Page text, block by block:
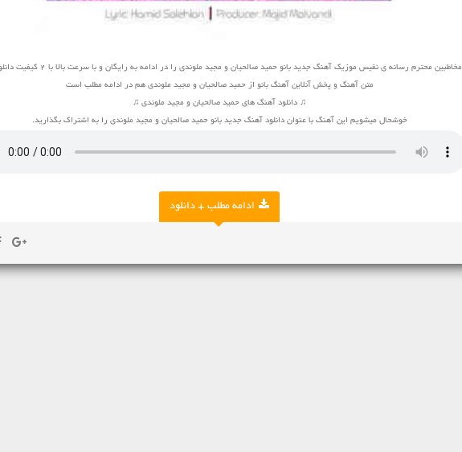
مخاطبین محترم رسانه ی نفیس موزیک آهنگ جدید بانو حمید صالحیان و مجید ملوندی را در ادامه به رایگان و با سرعت بالا با 2 کیفیت دانلود کنید
متن آهنگ و پخش آنلاین آهنگ بانو از حمید صالحیان و مجید ملوندی هم در ادامه مطلب است
♫ دانلود آهنگ های حمید صالحیان و مجید ملوندی ♫
خوشحال میشویم این آهنگ با عنوان دانلود آهنگ جدید بانو حمید صالحیان و مجید ملوندی را به اشتراک بگذارید.
ادامه مطلب + دانلود